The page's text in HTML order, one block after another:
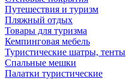
Путешествия и туризм
Пляжный отдых
Товары для туризма
Кемпинговая мебель
Туристические шатры, тенты
Спальные мешки
Палатки туристические